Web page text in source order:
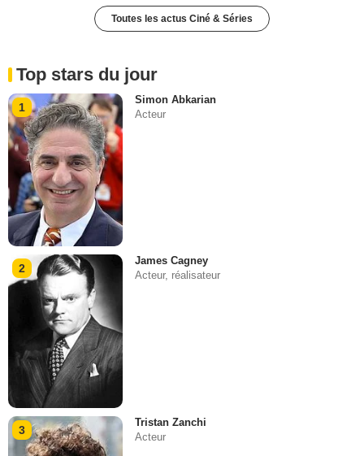
Toutes les actus Ciné & Séries
Top stars du jour
1
Simon Abkarian
Acteur
2
James Cagney
Acteur, réalisateur
3
Tristan Zanchi
Acteur